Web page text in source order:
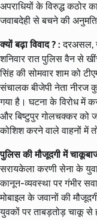
अपराधियों के विरुद्ध कठोर
जवाबदेही से बचने की अनुमति
क्यों बढ़ा विवाद ? : दरअसल,
शनिवार रात पुलिस वैन से
सिंह की सोमवार शाम को
संचालक बीजेपी नेता नीरज
गया है। घटना के विरोध में
और बिष्टुपुर गोलचक्कर को
कोशिश करने वाले वाहनों में
पुलिस की मौजूदगी में
सरायकेला करणी सेना के
कानून-व्यवस्था पर गंभीर
मोबाइल के जवानों की
युवकों पर ताबड़तोड़ चाकू से